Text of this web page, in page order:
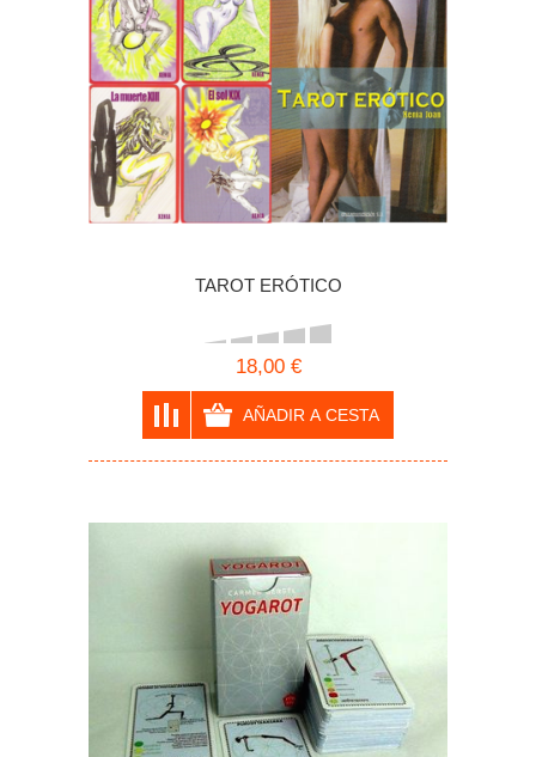
TAROT ERÓTICO
18,00 €